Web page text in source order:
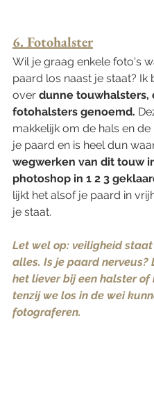
6. Fotohalster
Wil je graag enkele foto's
paard los naast je staat? Ik
over dunne touwhalsters,
fotohalsters genoemd.
makkelijk om de hals en de
je paard en is heel dun
wegwerken van dit touw
photoshop in 1 2 3
lijkt het alsof je paard in
je staat.
Let wel op: veiligheid staat
alles. Is je paard nerveus?
het liever bij een halster of
tenzij we los in de wei
fotograferen.